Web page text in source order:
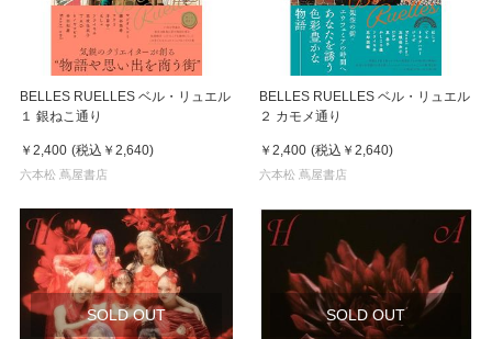
BELLES RUELLES ベル・リュエル
１ 銀ねこ通り
￥2,400 (税込 ￥2,640)
六本松 蔦屋書店
BELLES RUELLES ベル・リュエル
２ カモメ通り
￥2,400 (税込 ￥2,640)
六本松 蔦屋書店
SOLD OUT SOLD OUT